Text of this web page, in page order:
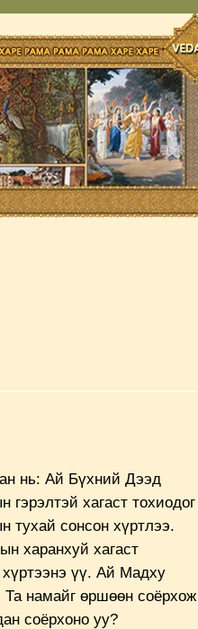
нь: Ай Бүхний Дээд
гэрэлтэй хагаст тохиодог
тухай сонсон хүртлээ.
харанхуй хагаст
үү. Ай Мадху
намайг өршөөн соёрхож
соёрхоно уу?